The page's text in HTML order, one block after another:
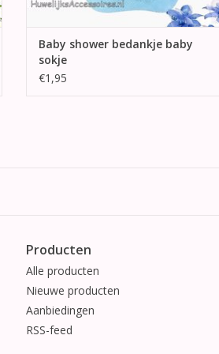
Baby shower bedankje baby
sokje
€1,95
Producten
Alle producten
Nieuwe producten
Aanbiedingen
RSS-feed